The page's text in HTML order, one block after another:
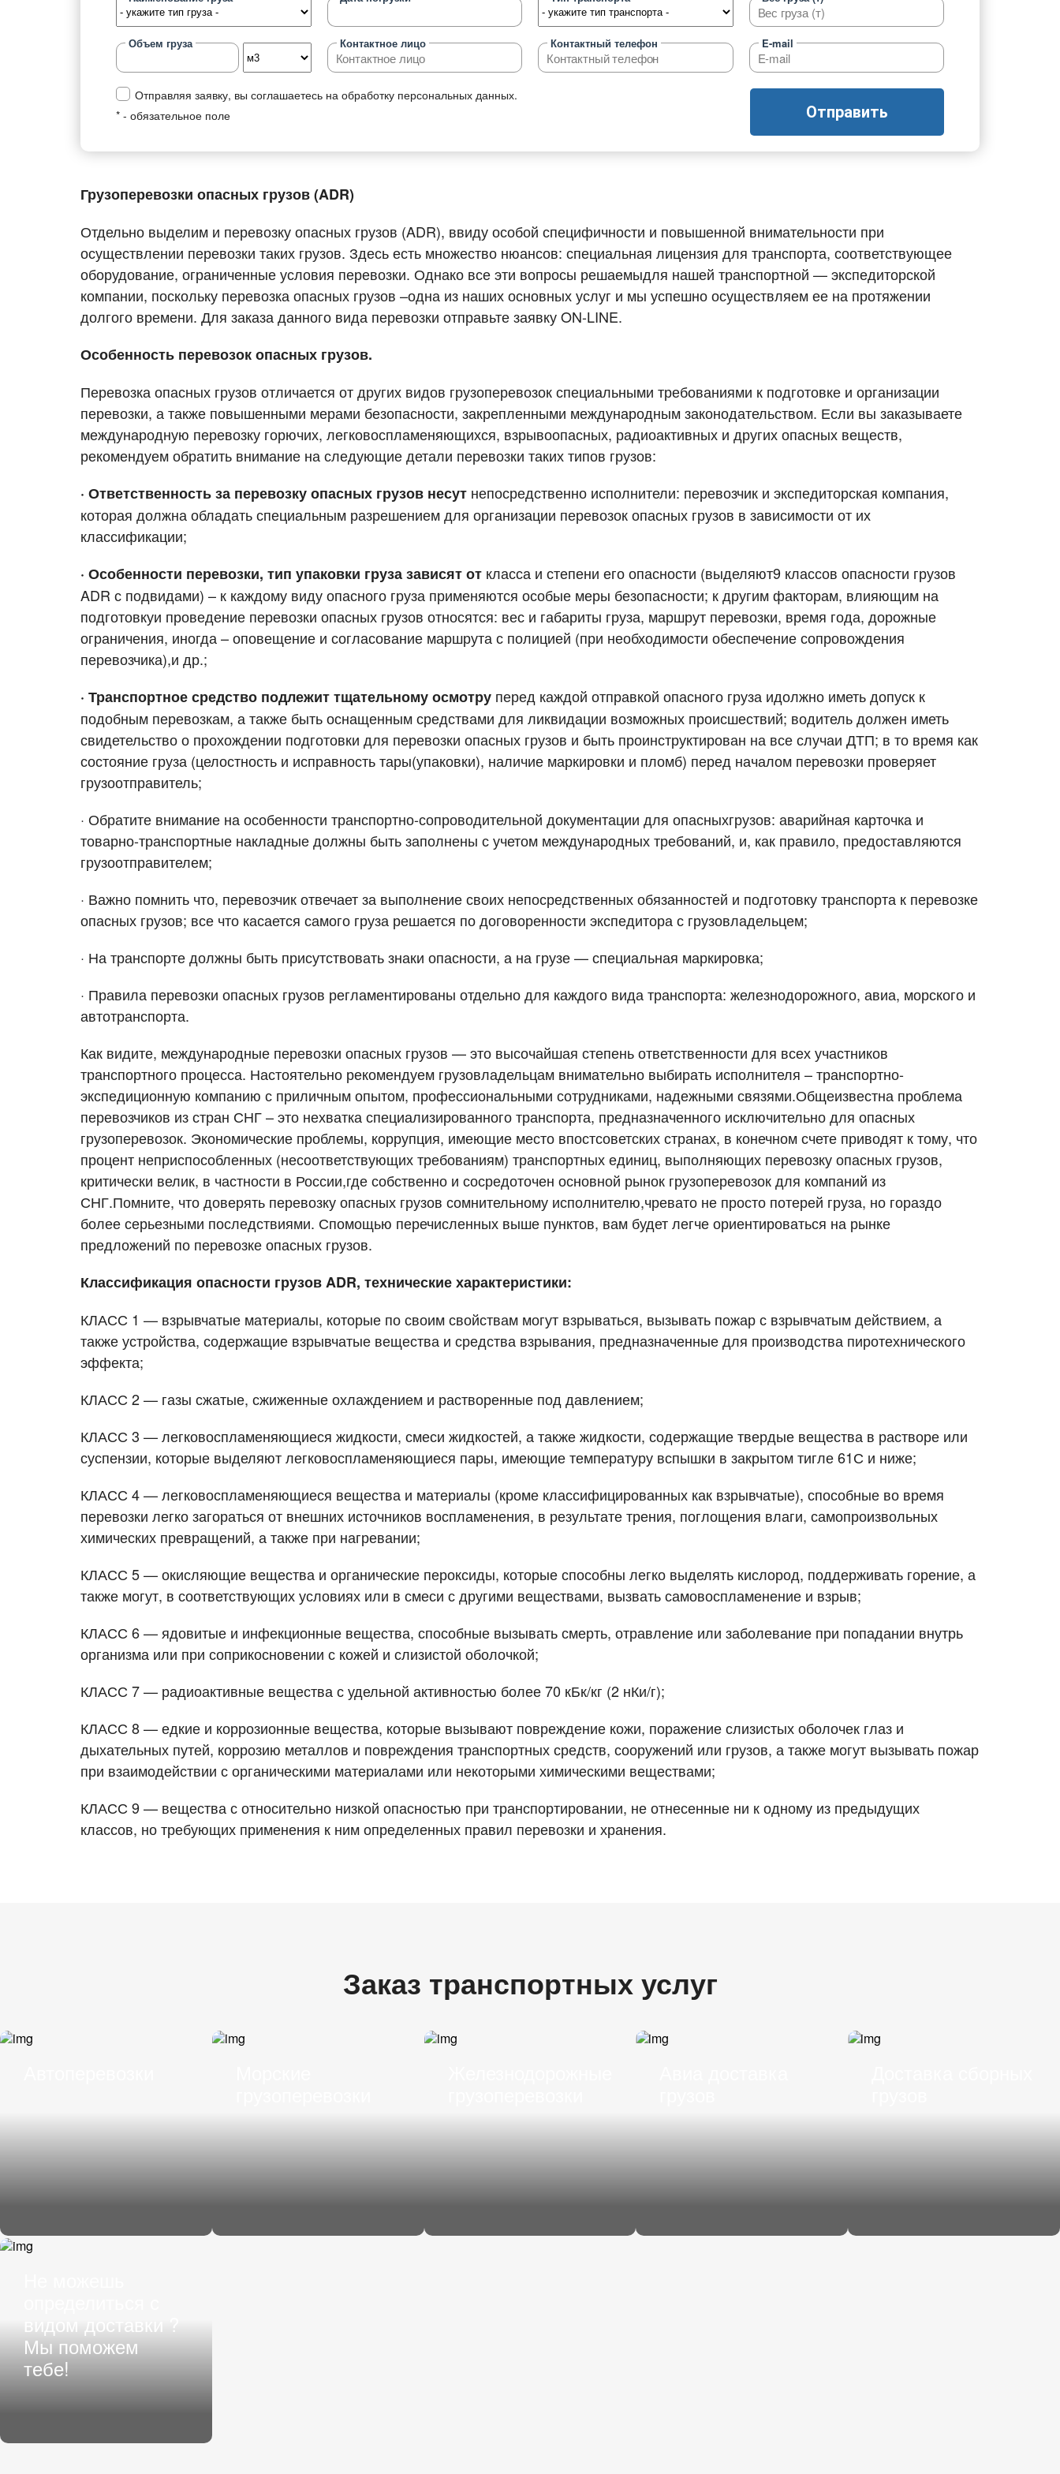
Перевозки товарных груп
Правильная перевозка продуктов
Перевозка лекарств
Перевозки одежды и обуви
Перевозка оборудования
Перевозки бумаги
Перевозка бытовой химии
Перевозка цветов
Типы грузоперевозок
Типы перевозок
Перевозка сборных грузов
Перевозка объёмных и негабаритных
Перевозка грузов рефрижераторами
Перевозка сыпучих и жидких грузов
Перевозка автомобилей
Перевозка зерна
Перевозка спецтехники
Авиа перевозки грузов
Добавить транспорт
Все типы транспорта
Морской транспорт
Ж.Д. транспорт
Объем груза Контактное лицо Контактный телефон E-mail
Отправляя заявку, вы соглашаетесь на обработку персональных данных.
* - обязательное поле
Отправить
Грузоперевозки опасных грузов (ADR)
Отдельно выделим и перевозку опасных грузов (ADR), ввиду особой специфичности и повышенной внимательности при
осуществлении перевозки таких грузов. Здесь есть множество нюансов: специальная лицензия для транспорта, соответствующее
оборудование, ограниченные условия перевозки. Однако все эти вопросы решаемыдля нашей транспортной — экспедиторской
компании, поскольку перевозка опасных грузов –одна из наших основных услуг и мы успешно осуществляем ее на протяжении
долгого времени. Для заказа данного вида перевозки отправьте заявку ON-LINE.
Особенность перевозок опасных грузов.
Перевозка опасных грузов отличается от других видов грузоперевозок специальными требованиями к подготовке и организации
перевозки, а также повышенными мерами безопасности, закрепленными международным законодательством. Если вы заказываете
международную перевозку горючих, легковоспламеняющихся, взрывоопасных, радиоактивных и других опасных веществ,
рекомендуем обратить внимание на следующие детали перевозки таких типов грузов:
· Ответственность за перевозку опасных грузов несут непосредственно исполнители: перевозчик и экспедиторская компания,
которая должна обладать специальным разрешением для организации перевозок опасных грузов в зависимости от их
классификации;
· Особенности перевозки, тип упаковки груза зависят от класса и степени его опасности (выделяют9 классов опасности грузов
ADR с подвидами) – к каждому виду опасного груза применяются особые меры безопасности; к другим факторам, влияющим на
подготовкуи проведение перевозки опасных грузов относятся: вес и габариты груза, маршрут перевозки, время года, дорожные
ограничения, иногда – оповещение и согласование маршрута с полицией (при необходимости обеспечение сопровождения
перевозчика),и др.;
· Транспортное средство подлежит тщательному осмотру перед каждой отправкой опасного груза идолжно иметь допуск к
подобным перевозкам, а также быть оснащенным средствами для ликвидации возможных происшествий; водитель должен иметь
свидетельство о прохождении подготовки для перевозки опасных грузов и быть проинструктирован на все случаи ДТП; в то время как
состояние груза (целостность и исправность тары(упаковки), наличие маркировки и пломб) перед началом перевозки проверяет
грузоотправитель;
· Обратите внимание на особенности транспортно-сопроводительной документации для опасныхгрузов: аварийная карточка и
товарно-транспортные накладные должны быть заполнены с учетом международных требований, и, как правило, предоставляются
грузоотправителем;
· Важно помнить что, перевозчик отвечает за выполнение своих непосредственных обязанностей и подготовку транспорта к перевозке
опасных грузов; все что касается самого груза решается по договоренности экспедитора с грузовладельцем;
· На транспорте должны быть присутствовать знаки опасности, а на грузе — специальная маркировка;
· Правила перевозки опасных грузов регламентированы отдельно для каждого вида транспорта: железнодорожного, авиа, морского и
автотранспорта.
Как видите, международные перевозки опасных грузов — это высочайшая степень ответственности для всех участников
транспортного процесса. Настоятельно рекомендуем грузовладельцам внимательно выбирать исполнителя – транспортно-
экспедиционную компанию с приличным опытом, профессиональными сотрудниками, надежными связями.Общеизвестна проблема
перевозчиков из стран СНГ – это нехватка специализированного транспорта, предназначенного исключительно для опасных
грузоперевозок. Экономические проблемы, коррупция, имеющие место впостсоветских странах, в конечном счете приводят к тому, что
процент неприспособленных (несоответствующих требованиям) транспортных единиц, выполняющих перевозку опасных грузов,
критически велик, в частности в России,где собственно и сосредоточен основной рынок грузоперевозок для компаний из
СНГ.Помните, что доверять перевозку опасных грузов сомнительному исполнителю,чревато не просто потерей груза, но гораздо
более серьезными последствиями. Спомощью перечисленных выше пунктов, вам будет легче ориентироваться на рынке
предложений по перевозке опасных грузов.
Классификация опасности грузов ADR, технические характеристики:
КЛАСС 1 — взрывчатые материалы, которые по своим свойствам могут взрываться, вызывать пожар с взрывчатым действием, а
также устройства, содержащие взрывчатые вещества и средства взрывания, предназначенные для производства пиротехнического
эффекта;
КЛАСС 2 — газы сжатые, сжиженные охлаждением и растворенные под давлением;
КЛАСС 3 — легковоспламеняющиеся жидкости, смеси жидкостей, а также жидкости, содержащие твердые вещества в растворе или
суспензии, которые выделяют легковоспламеняющиеся пары, имеющие температуру вспышки в закрытом тигле 61С и ниже;
КЛАСС 4 — легковоспламеняющиеся вещества и материалы (кроме классифицированных как взрывчатые), способные во время
перевозки легко загораться от внешних источников воспламенения, в результате трения, поглощения влаги, самопроизвольных
химических превращений, а также при нагревании;
КЛАСС 5 — окисляющие вещества и органические пероксиды, которые способны легко выделять кислород, поддерживать горение, а
также могут, в соответствующих условиях или в смеси с другими веществами, вызвать самовоспламенение и взрыв;
КЛАСС 6 — ядовитые и инфекционные вещества, способные вызывать смерть, отравление или заболевание при попадании внутрь
организма или при соприкосновении с кожей и слизистой оболочкой;
КЛАСС 7 — радиоактивные вещества с удельной активностью более 70 кБк/кг (2 нКи/г);
КЛАСС 8 — едкие и коррозионные вещества, которые вызывают повреждение кожи, поражение слизистых оболочек глаз и
дыхательных путей, коррозию металлов и повреждения транспортных средств, сооружений или грузов, а также могут вызывать пожар
при взаимодействии с органическими материалами или некоторыми химическими веществами;
КЛАСС 9 — вещества с относительно низкой опасностью при транспортировании, не отнесенные ни к одному из предыдущих
классов, но требующих применения к ним определенных правил перевозки и хранения.
Заказ транспортных услуг
видом доставки ?
Мы поможем
тебе!
Узнать стоимость перевозки
Наименование груза Дата погрузки Тип транспорта Вес груза (т)
Объем груза
* - обязательное поле
Отправить
Разместить транспорт для поиска груза
Тип транспорта Свободен с Вес груза (т) Объем груза
Компания
* - обязательное поле
Отправить